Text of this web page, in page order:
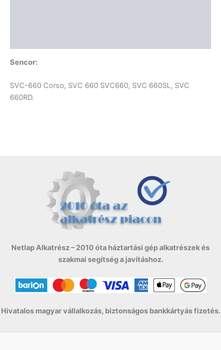
Sencor:
SVC-660 Corso, SVC 660 SVC660, SVC 660SL, SVC
660RD.
Netlap Alkatrész – 2010 óta háztartási gép alkatrészek és
szakmai segítség a javításhoz.
Hivatalos magyar vállalkozás, biztonságos bankkártyás fizetés.